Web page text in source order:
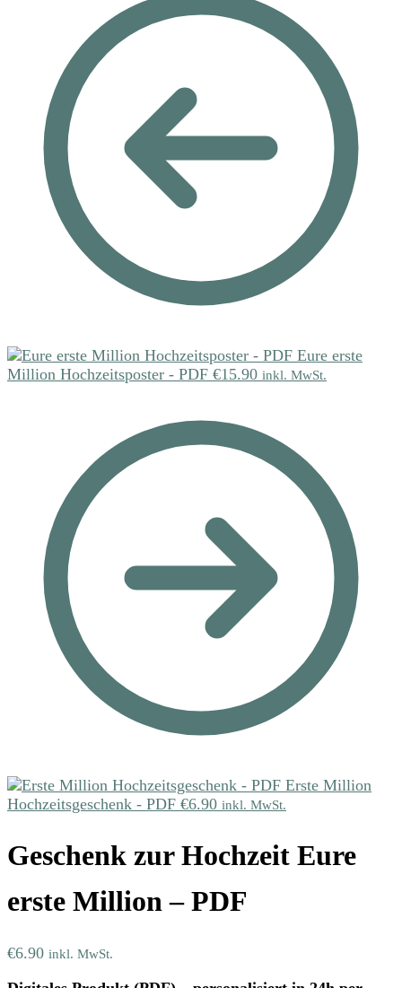
Eure erste
Million Hochzeitsposter - PDF €15.90 inkl. MwSt.
Erste Million
Hochzeitsgeschenk - PDF €6.90 inkl. MwSt.
Geschenk zur Hochzeit Eure
erste Million – PDF
€6.90 inkl. MwSt.